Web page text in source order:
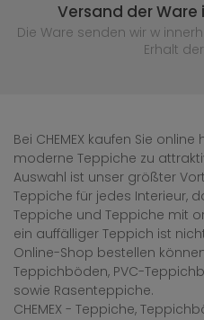
Versand der
Die Ware senden wir w
Erhalt
Bei CHEMEX kaufen Sie
moderne Teppiche zu
Auswahl ist unser größter
Teppiche für jedes Interieur,
Teppiche und Teppiche mit
ein auffälliger Teppich ist
Online-Shop bestellen
Teppichböden, PVC-
sowie Rasenteppiche.
CHEMEX - Teppiche,